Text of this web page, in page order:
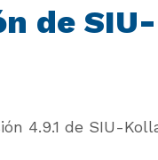
de
4.9.1 de SIU-